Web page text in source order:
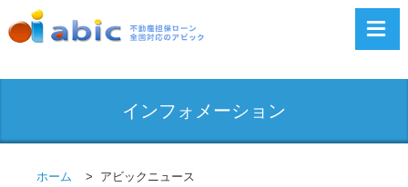
インフォメーション
ホーム アビックニュース